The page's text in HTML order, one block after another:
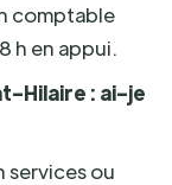
comptable
h en appui.
Hilaire : ai-je
services ou